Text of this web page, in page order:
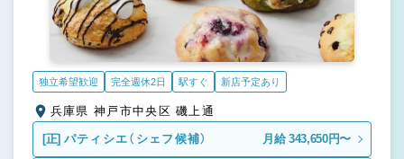
独立希望歓迎 完全週休2日 駅すぐ 新店予定あり
兵庫県 神戸市中央区 磯上通
[正] パティシエ（シェフ候補） 月給 343,650円〜